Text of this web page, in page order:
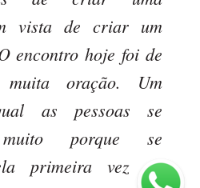
vista de criar um
encontro hoje foi de
oração. Um
as pessoas se
muito porque se
primeira vez ao